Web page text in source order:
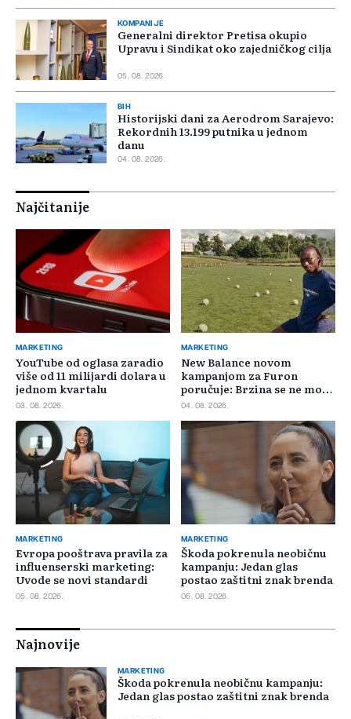
KOMPANIJE
Generalni direktor Pretisa okupio
Upravu i Sindikat oko zajedničkog cilja
05. 08. 2026.
BIH
Historijski dani za Aerodrom Sarajevo:
Rekordnih 13.199 putnika u jednom
danu
04. 08. 2026.
Najčitanije
MARKETING
YouTube od oglasa zaradio
više od 11 milijardi dolara u
jednom kvartalu
03. 08. 2026.
MARKETING
New Balance novom
kampanjom za Furon
poručuje: Brzina se ne može
požuriti
04. 08. 2026.
MARKETING
Evropa pooštrava pravila za
influenserski marketing:
Uvode se novi standardi
05. 08. 2026.
MARKETING
Škoda pokrenula neobičnu
kampanju: Jedan glas
postao zaštitni znak brenda
06. 08. 2026.
Najnovije
MARKETING
Škoda pokrenula neobičnu kampanju:
Jedan glas postao zaštitni znak brenda